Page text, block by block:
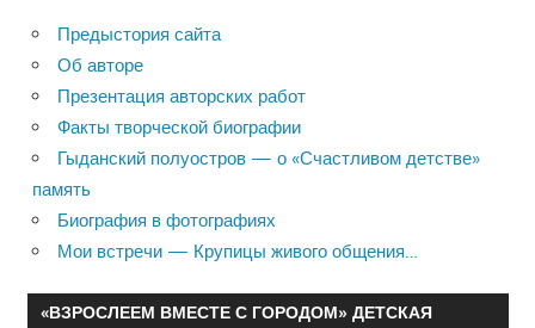
Предыстория сайта
Об авторе
Презентация авторских работ
Факты творческой биографии
Гыданский полуостров — о «Счастливом детстве»
память
Биография в фотографиях
Мои встречи — Крупицы живого общения…
«ВЗРОСЛЕЕМ ВМЕСТЕ С ГОРОДОМ» ДЕТСКАЯ